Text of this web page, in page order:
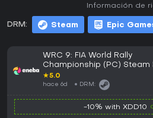
DRM: Steam Epic
Información de
WRC 9: FIA World Rally
Championship (PC) Steam
EUROPE
★5.0
hace 6d DRM:
-10% with XDD10